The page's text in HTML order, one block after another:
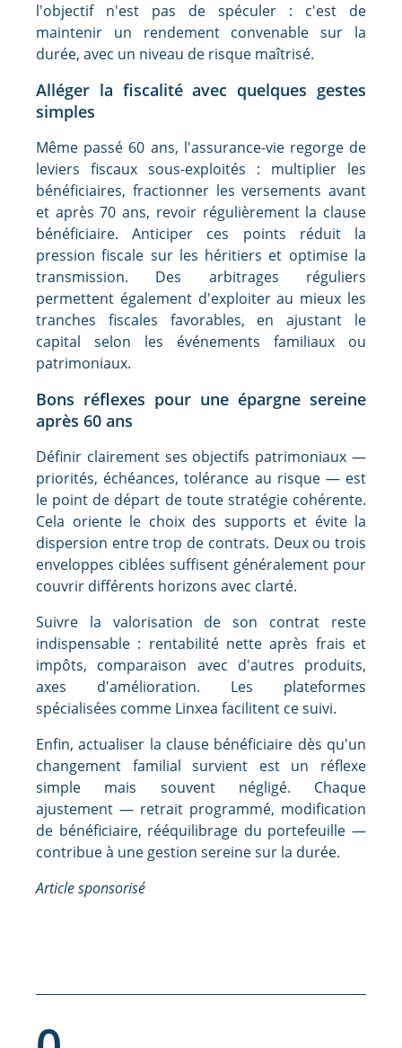
l'objectif n'est pas de spéculer : c'est de
maintenir un rendement convenable sur la
durée, avec un niveau de risque maîtrisé.
Alléger la fiscalité avec quelques gestes
simples
Même passé 60 ans, l'assurance-vie regorge de
leviers fiscaux sous-exploités : multiplier les
bénéficiaires, fractionner les versements avant
et après 70 ans, revoir régulièrement la clause
bénéficiaire. Anticiper ces points réduit la
pression fiscale sur les héritiers et optimise la
transmission. Des arbitrages réguliers
permettent également d'exploiter au mieux les
tranches fiscales favorables, en ajustant le
capital selon les événements familiaux ou
patrimoniaux.
Bons réflexes pour une épargne sereine
après 60 ans
Définir clairement ses objectifs patrimoniaux —
priorités, échéances, tolérance au risque — est
le point de départ de toute stratégie cohérente.
Cela oriente le choix des supports et évite la
dispersion entre trop de contrats. Deux ou trois
enveloppes ciblées suffisent généralement pour
couvrir différents horizons avec clarté.
Suivre la valorisation de son contrat reste
indispensable : rentabilité nette après frais et
impôts, comparaison avec d'autres produits,
axes d'amélioration. Les plateformes
spécialisées comme Linxea facilitent ce suivi.
Enfin, actualiser la clause bénéficiaire dès qu'un
changement familial survient est un réflexe
simple mais souvent négligé. Chaque
ajustement — retrait programmé, modification
de bénéficiaire, rééquilibrage du portefeuille —
contribue à une gestion sereine sur la durée.
Article sponsorisé